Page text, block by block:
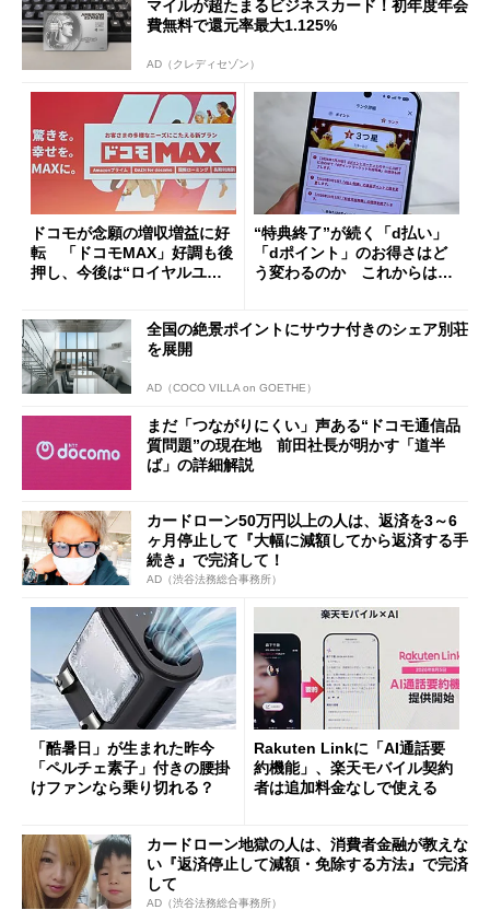
マイルが超たまるビジネスカード！初年度年会
費無料で還元率最大1.125%
AD（クレディセゾン）
ドコモが念願の増収増益に好
転 「ドコモMAX」好調も後
押し、今後は“ロイヤルユー
“特典終了”が続く「d払い」
「dポイント」のお得さはど
う変わるのか これからは
全国の絶景ポイントにサウナ付きのシェア別荘
を展開
AD（COCO VILLA on GOETHE）
まだ「つながりにくい」声ある“ドコモ通信品
質問題”の現在地 前田社長が明かす「道半
ば」の詳細解説
カードローン50万円以上の人は、返済を3～6
ヶ月停止して『大幅に減額してから返済する手
続き』で完済して！
AD（渋谷法務総合事務所）
「酷暑日」が生まれた昨今
「ペルチェ素子」付きの腰掛
けファンなら乗り切れる？
Rakuten Linkに「AI通話要
約機能」、楽天モバイル契約
者は追加料金なしで使える
カードローン地獄の人は、消費者金融が教えな
い『返済停止して減額・免除する方法』で完済
して
AD（渋谷法務総合事務所）